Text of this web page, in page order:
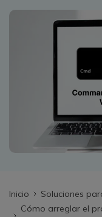
Recoverit
Recupera
Otros
search
Inicio
Soluciones
Cómo arreglar el